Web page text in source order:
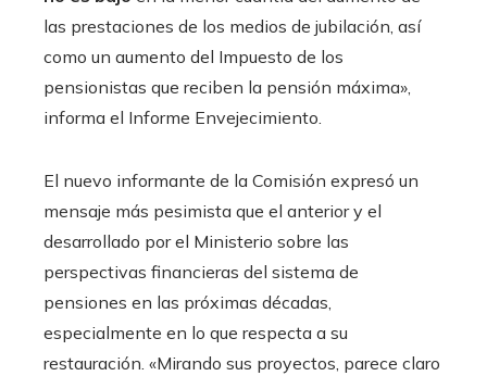
las prestaciones de los medios de jubilación, así
como un aumento del Impuesto de los
pensionistas que reciben la pensión máxima»,
informa el Informe Envejecimiento.
El nuevo informante de la Comisión expresó un
mensaje más pesimista que el anterior y el
desarrollado por el Ministerio sobre las
perspectivas financieras del sistema de
pensiones en las próximas décadas,
especialmente en lo que respecta a su
restauración. «Mirando sus proyectos, parece claro